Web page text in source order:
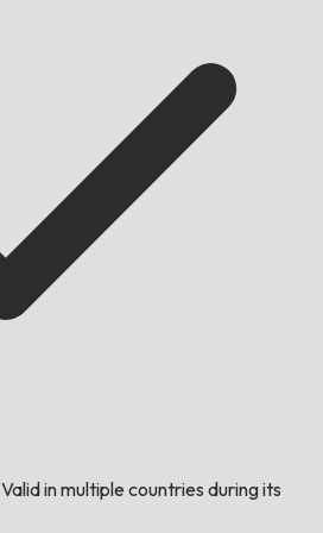
Valid in multiple countries during its